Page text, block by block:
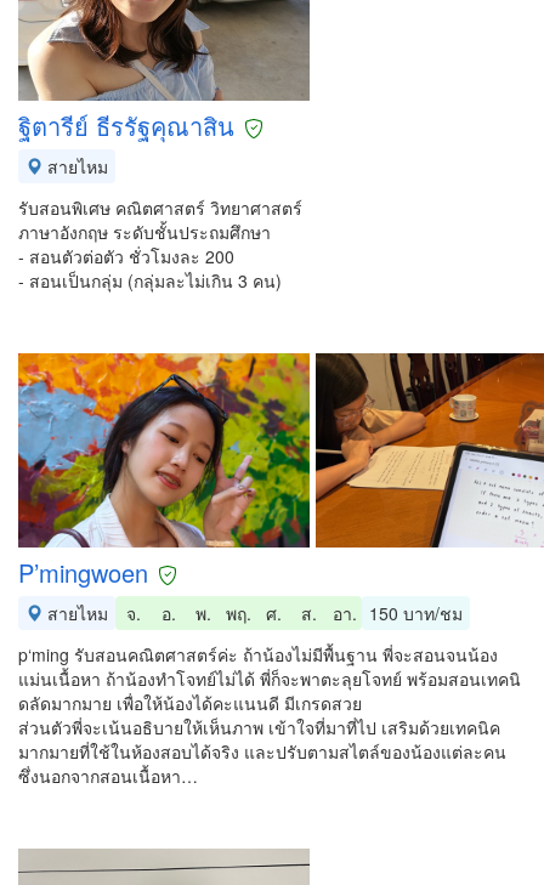
ฐิตารีย์ ธีรรัฐคุณาสิน
สายไหม
รับสอนพิเศษ คณิตศาสตร์ วิทยาศาสตร์
ภาษาอังกฤษ ระดับชั้นประถมศึกษา
- สอนตัวต่อตัว ชั่วโมงละ 200
- สอนเป็นกลุ่ม (กลุ่มละไม่เกิน 3 คน)
P’mingwoen
สายไหม จ. อ. พ. พฤ. ศ. ส. อา. 150 บาท/ชม
p‘ming รับสอนคณิตศาสตร์ค่ะ ถ้าน้องไม่มีพื้นฐาน พี่จะสอนจนน้อง
แม่นเนื้อหา ถ้าน้องทำโจทย์ไม่ได้ พี่ก็จะพาตะลุยโจทย์ พร้อมสอนเทคนิ
ดลัดมากมาย เพื่อให้น้องได้คะแนนดี มีเกรดสวย
ส่วนตัวพี่จะเน้นอธิบายให้เห็นภาพ เข้าใจที่มาที่ไป เสริมด้วยเทคนิค
มากมายที่ใช้ในห้องสอบได้จริง และปรับตามสไตล์ของน้องแต่ละคน
ซึ่งนอกจากสอนเนื้อหา…